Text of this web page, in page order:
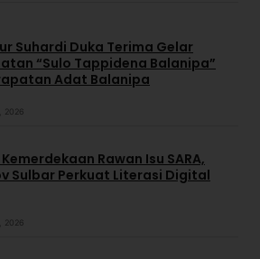
Suhardi Duka Terima Gelar
“Sulo Tappidena Balanipa”
Adat Balanipa
2026
Rawan Isu SARA,
Sulbar Perkuat Literasi Digital
2026